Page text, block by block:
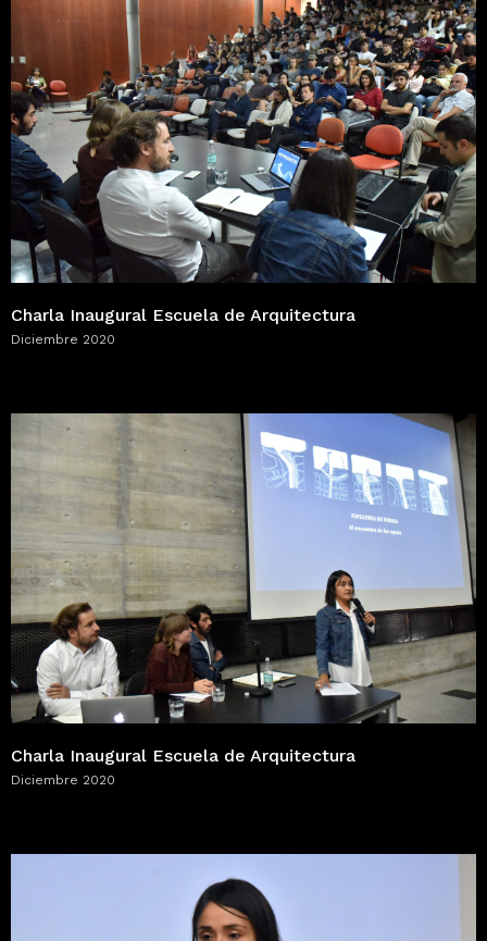
Charla Inaugural Escuela de Arquitectura
Diciembre 2020
Charla Inaugural Escuela de Arquitectura
Diciembre 2020